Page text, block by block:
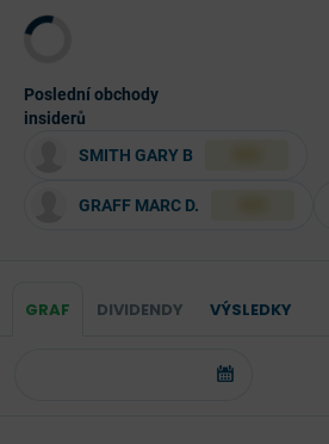
Poslední obchody
insiderů
SMITH GARY B
GRAFF MARC D.
GRAF DIVIDENDY VÝSLEDKY